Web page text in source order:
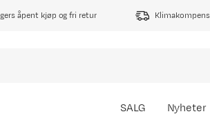
åpent kjøp og fri retur
SALG Nyheter